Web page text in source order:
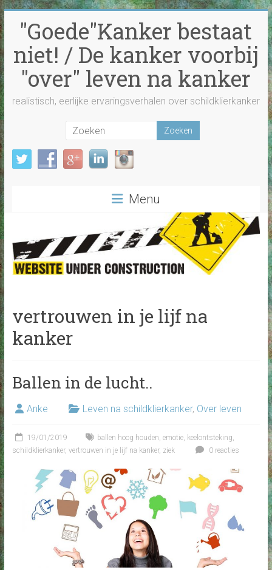
Ga
naar
inhoud"Goede"Kanker bestaat
niet! / De kanker voorbij
"over" leven na kanker
realistisch, eerlijke ervaringsverhalen over schildklierkanker
Menu
vertrouwen in je lijf na
kanker
Ballen in de lucht..
Anke Leven na schildklierkanker, Over leven
19/01/2019 ballen hoog houden emotie, keelontsteking
schildklierkanker, vertrouwen in je lijf na kanker, ziek 0 reacties